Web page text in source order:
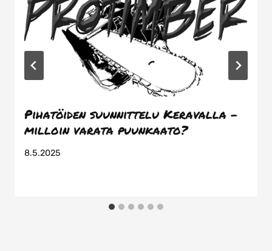
Pihatöiden suunnittelu Keravalla –
milloin varata puunkaato?
8.5.2025